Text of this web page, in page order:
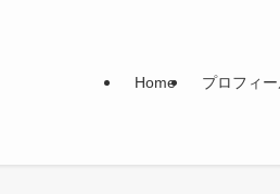
Home プロフィ